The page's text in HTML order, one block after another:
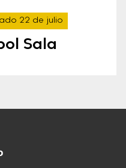
22 de julio
Sala